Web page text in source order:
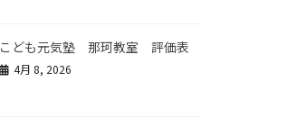
こども元気塾 那珂教室 評価表
4月 8, 2026